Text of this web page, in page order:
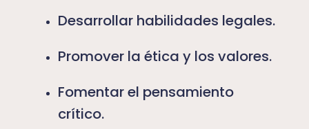
Desarrollar habilidades legales.
Promover la ética y los valores.
Fomentar el pensamiento
crítico.